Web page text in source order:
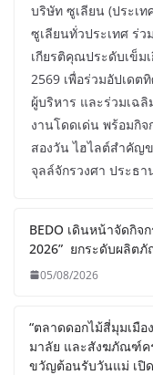
บริษัท ซูเลียน (ประเ
ซูเลียนทั่วประเทศ ร่
เกียรติคุณประดับเข็ม
2569 เพื่อร่วมอัปเด
ผู้บริหาร และร่วมเฉ
งานโดดเด่น พร้อมกิ
สองวัน ไฮไลต์สำคัญ
จุลล์จักรวงศา ประธ
BEDO เดินหน้าจัดกิจก
2026” ยกระดับผลิต
05/08/2026
“ตลาดดอกไม้สี่มุมเมื
มาลัย และสังฆภัณฑ์ค
ขวัญต้อนรับวันแม่ เปิ